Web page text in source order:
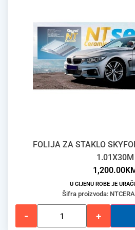
FOLIJA ZA STAKLO
1.01X30M
1,200.00
U CIJENU ROBE JE
Šifra proizvoda:
- +